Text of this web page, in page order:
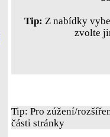
Tip: Z nabídky
zvolte
Tip: Pro zúžení/
části stránky